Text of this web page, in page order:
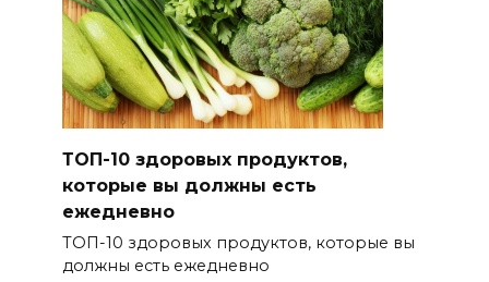
ТОП-10 здоровых продуктов,
которые вы должны есть
ежедневно
ТОП-10 здоровых продуктов, которые вы
должны есть ежедневно